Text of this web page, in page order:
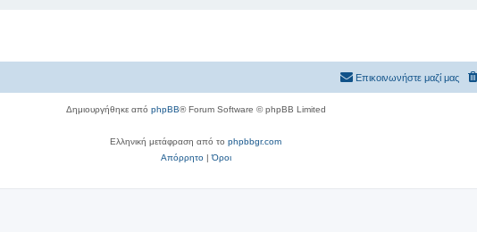
Επικοινωνήστε μαζί μας
Δημιουργήθηκε από phpBB® Forum Software © phpBB Limited
Ελληνική μετάφραση από το phpbbgr.com
Απόρρητο|Όροι